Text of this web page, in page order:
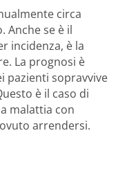
circa
Anche se è il
incidenza, è la
La prognosi è
pazienti sopravvive
è il caso di
malattia con
arrendersi.